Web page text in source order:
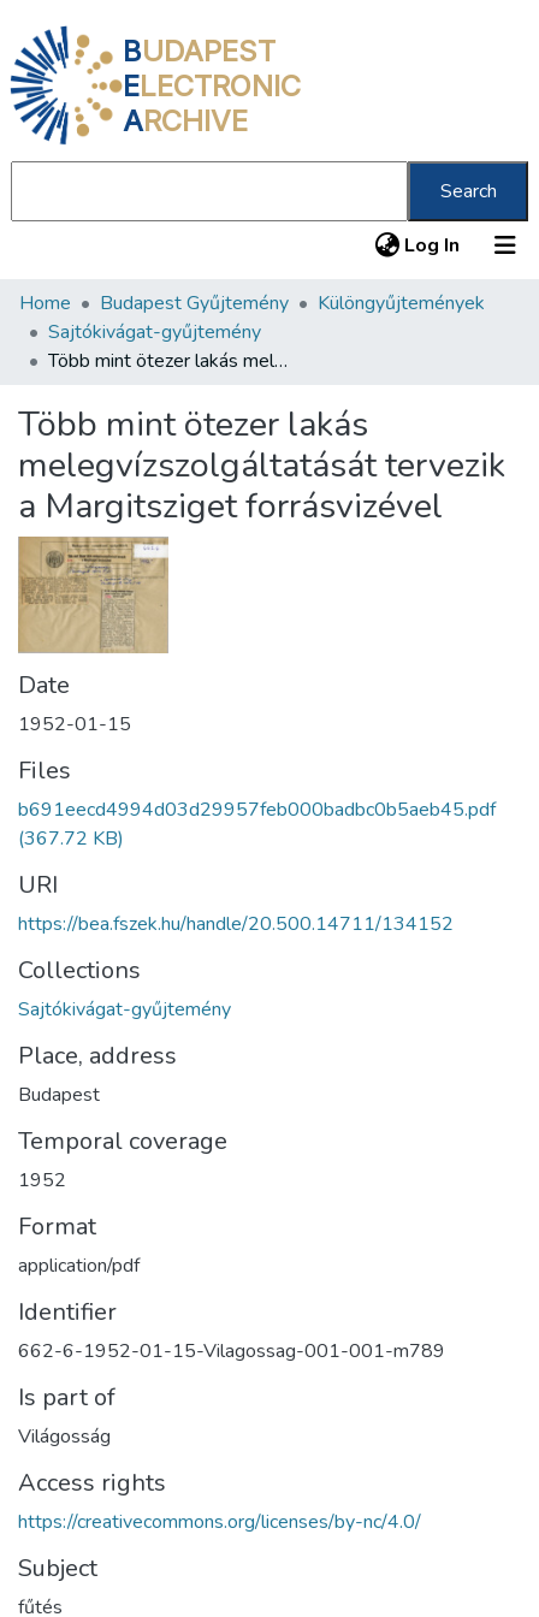
BUDAPEST
ELECTRONIC
ARCHIVE
Search
Log In (current)
Communities & Collections
All of DSpace
About us
Home Budapest Gyűjtemény
Különgyűjtemények
Sajtókivágat-gyűjtemény
Több mint ötezer lakás melegvízszolgáltatását tervezik a Margitsziget forrásvizével
Több mint ötezer lakás
melegvízszolgáltatását tervezik
a Margitsziget forrásvizével
Date
1952-01-15
Files
b691eecd4994d03d29957feb000badbc0b5aeb45.pdf
(367.72 KB)
URI
https://bea.fszek.hu/handle/20.500.14711/134152
Collections
Sajtókivágat-gyűjtemény
Place, address
Budapest
Temporal coverage
1952
Format
application/pdf
Identifier
662-6-1952-01-15-Vilagossag-001-001-m789
Is part of
Világosság
Access rights
https://creativecommons.org/licenses/by-nc/4.0/
Subject
fűtés